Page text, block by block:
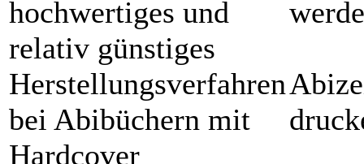
hochwertiges und
relativ günstiges
Herstellungsverfahren
bei Abibüchern mit
Hardcover